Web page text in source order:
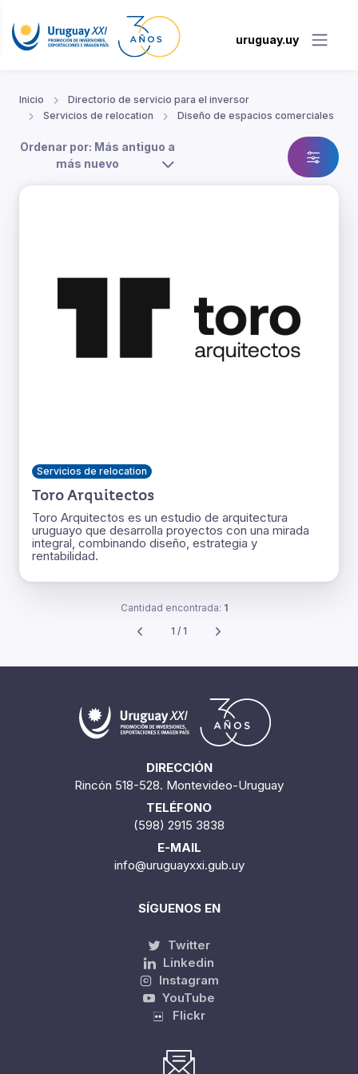
uruguay.uy
Inicio
Directorio de servicio para el inversor
Servicios de relocation
Diseño de espacios comerciales
Ordenar por: Más antiguo a
más nuevo
Servicios de relocation
Toro Arquitectos
Toro Arquitectos es un estudio de arquitectura
uruguayo que desarrolla proyectos con una mirada
integral, combinando diseño, estrategia y
rentabilidad.
Cantidad encontrada: 1
1 / 1
DIRECCIÓN
Rincón 518-528. Montevideo-Uruguay
TELÉFONO
(598) 2915 3838
E-MAIL
info@uruguayxxi.gub.uy
SÍGUENOS EN
Twitter
Linkedin
Instagram
YouTube
Flickr